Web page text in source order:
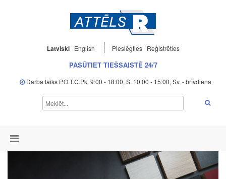
Latviski English Pieslēgties Reģistrēties
PASŪTIET TIEŠSAISTĒ 24/7
Darba laiks P.O.T.C.Pk. 9:00 - 18:00, S. 10:00 - 15:00, Sv. - brīvdiena